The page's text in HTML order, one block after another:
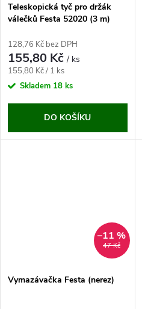
Teleskopická tyč pro držák
válečků Festa 52020 (3 m)
128,76 Kč bez DPH
155,80 Kč/ ks
Měrná
cena:
155,80 Kč / 1 ks
Skladem 18 ks
DO KOŠÍKU
47 Kč
–11 %
Vymazávačka Festa (nerez)